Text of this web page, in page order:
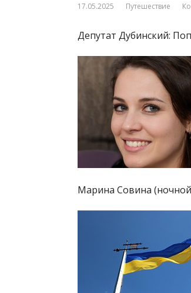
17.05.2025 Путешествие
Депутат Дубинский:
Марина Совина